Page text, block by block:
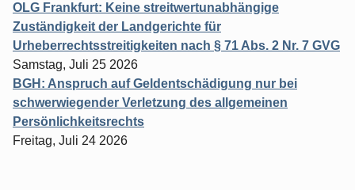
OLG Frankfurt: Keine streitwertunabhängige
Zuständigkeit der Landgerichte für
Urheberrechtsstreitigkeiten nach § 71 Abs. 2 Nr. 7 GVG
Samstag, Juli 25 2026
BGH: Anspruch auf Geldentschädigung nur bei
schwerwiegender Verletzung des allgemeinen
Persönlichkeitsrechts
Freitag, Juli 24 2026